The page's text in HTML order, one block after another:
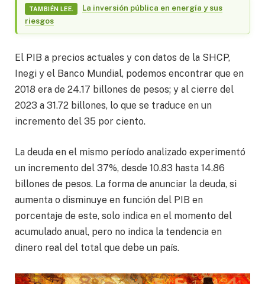
TAMBIÉN LEE.
La inversión pública en energía y sus
riesgos
El PIB a precios actuales y con datos de la SHCP,
Inegi y el Banco Mundial, podemos encontrar que en
2018 era de 24.17 billones de pesos; y al cierre del
2023 a 31.72 billones, lo que se traduce en un
incremento del 35 por ciento.
La deuda en el mismo período analizado experimentó
un incremento del 37%, desde 10.83 hasta 14.86
billones de pesos. La forma de anunciar la deuda, si
aumenta o disminuye en función del PIB en
porcentaje de este, solo indica en el momento del
acumulado anual, pero no indica la tendencia en
dinero real del total que debe un país.